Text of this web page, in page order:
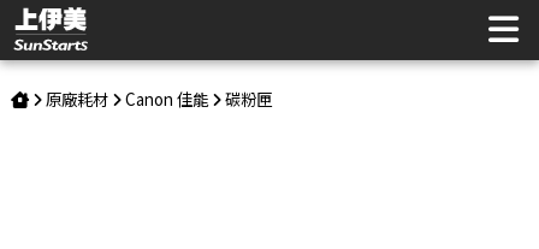
Canon 佳能 051 原廠黑色碳粉匣 | 上伊美辦公用品網
原廠耗材 Canon 佳能 碳粉匣